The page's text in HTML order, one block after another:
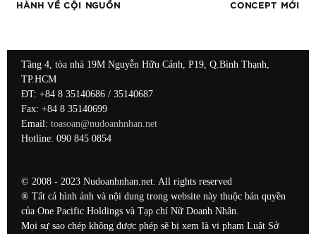
HÀNH VỀ CỘI NGUỒN
CONCEPT MỚI
Tầng 4, tòa nhà 19M Nguyễn Hữu Cảnh, P19, Q.Bình Thạnh,
TP.HCM
ĐT: +84 8 35140686 / 35140687
Fax: +84 8 35140699
Email: toasoan@nudoanhnhan.net
Hotline: 090 845 0854
© 2008 - 2023 Nudoanhnhan.net. All rights reserved
® Tất cả hình ảnh và nội dung trong website này thuộc bản quyền
của One Pacific Holdings và Tạp chí Nữ Doanh Nhân.
Mọi sự sao chép không được phép sẽ bị xem là vi phạm Luật Sở